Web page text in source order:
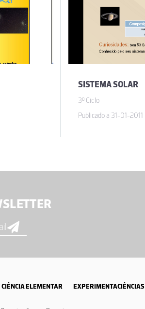
SISTEMA SOLAR
3º Ciclo
Publicado a 31-01-2011
ELEMENTAR EXPERIMENTACIÊNCIAS